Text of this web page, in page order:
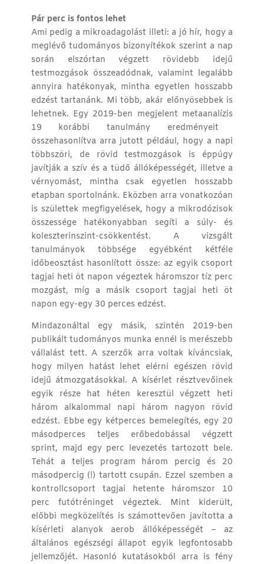
Pár perc is fontos lehet
Ami pedig a mikroadagolást illeti: a jó hír, hogy a
meglévő tudományos bizonyítékok szerint a nap
során elszórtan végzett rövidebb idejű
testmozgások összeadódnak, valamint legalább
annyira hatékonyak, mintha egyetlen hosszabb
edzést tartanánk. Mi több, akár előnyösebbek is
lehetnek. Egy 2019-ben megjelent metaanalízis
19 korábbi tanulmány eredményeit
összehasonlítva arra jutott például, hogy a napi
többszöri, de rövid testmozgások is éppúgy
javítják a szív és a tüdő állóképességét, illetve a
vérnyomást, mintha csak egyetlen hosszabb
etapban sportolnánk. Eközben arra vonatkozóan
is születtek megfigyelések, hogy a mikrodózisok
összessége hatékonyabban segíti a súly- és
koleszterinszint-csökkentést. A vizsgált
tanulmányok többsége egyébként kétféle
időbeosztást hasonlított össze: az egyik csoport
tagjai heti öt napon végeztek háromszor tíz perc
mozgást, míg a másik csoport tagjai heti öt
napon egy-egy 30 perces edzést.
Mindazonáltal egy másik, szintén 2019-ben
publikálttudományos munka ennél is merészebb
vállalást tett. A szerzők arra voltak kíváncsiak,
hogy milyen hatást lehet elérni egészen rövid
idejű átmozgatásokkal. A kísérlet résztvevőinek
egyik része hat héten keresztül végzett heti
három alkalommal napi három nagyon rövid
edzést. Ebbe egy kétperces bemelegítés, egy 20
másodperces teljes erőbedobással végzett
sprint, majd egy perc levezetés tartozott bele.
Tehát a teljes program három percig és 20
másodpercig (!) tartott csupán. Ezzel szemben a
kontrollcsoport tagjai hetente háromszor 10
perc futótréninget végeztek. Mint kiderült,
előbbi megközelítés is számottevően javította a
kísérleti alanyok aerob állóképességét – az
általános egészségi állapot egyik legfontosabb
jellemzőjét. Hasonló kutatásokból arra is fény